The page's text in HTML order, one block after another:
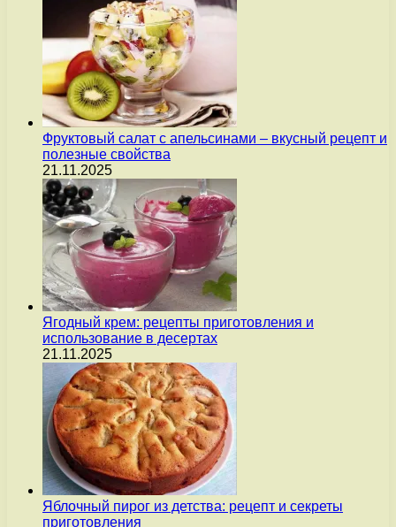
Фруктовый салат с апельсинами – вкусный рецепт и
полезные свойства
21.11.2025
Ягодный крем: рецепты приготовления и
использование в десертах
21.11.2025
Яблочный пирог из детства: рецепт и секреты
приготовления